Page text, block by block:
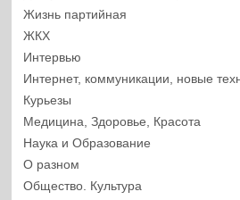
Жизнь партийная
ЖКХ
Интервью
Интернет, коммуникации, новые
Курьезы
Медицина, Здоровье, Красота
Наука и Образование
О разном
Общество. Культура